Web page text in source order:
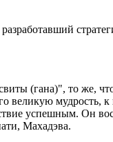
(гана)", то же,
великую мудрость,
успешным. Он
Махадэва.